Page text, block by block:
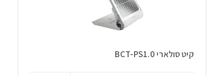
קיט סולארי BCT-PS1.0